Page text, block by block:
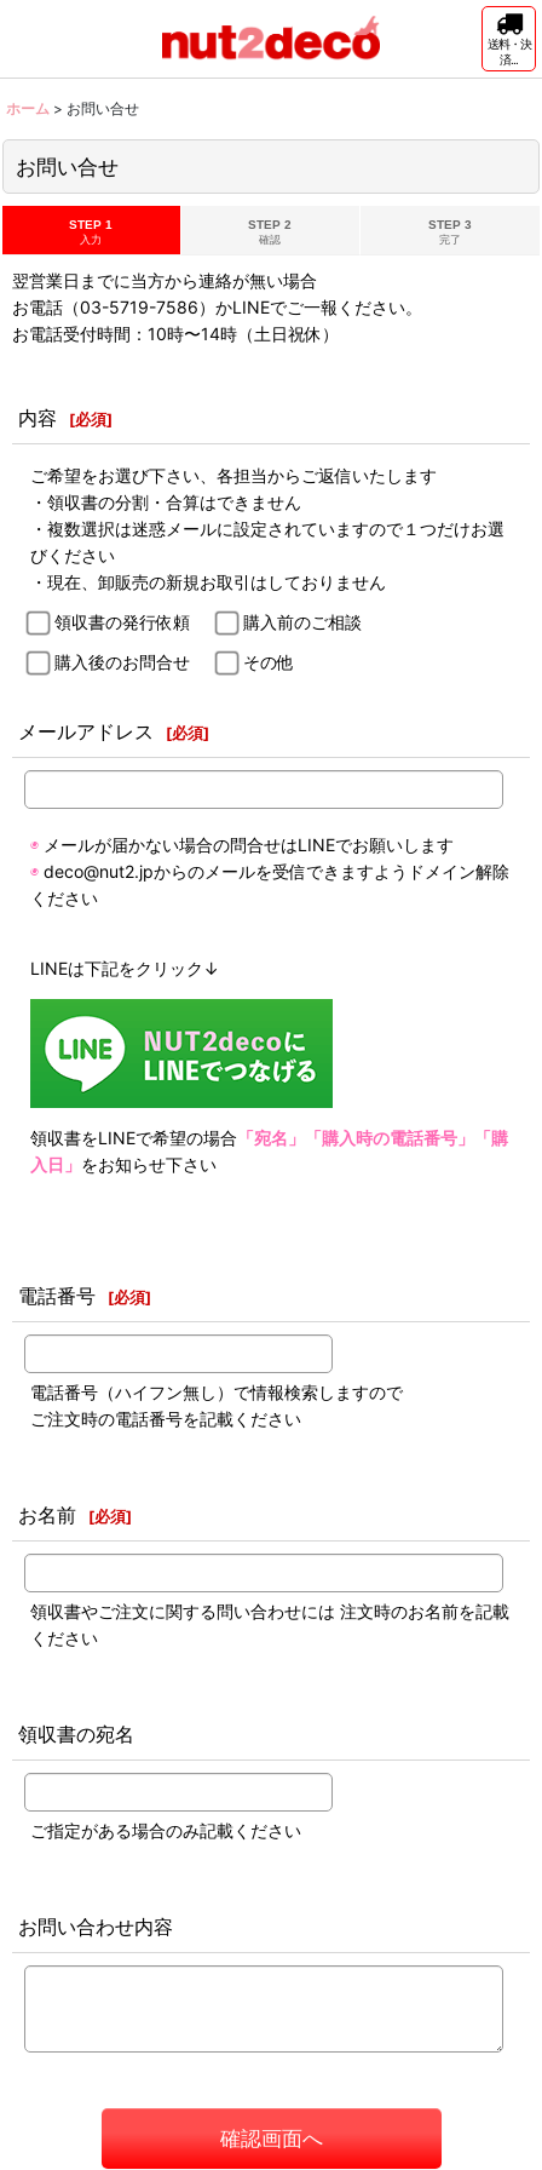
送料・決
済...
ホーム > お問い合せ
お問い合せ
STEP 1
入力
STEP 2
確認
STEP 3
完了
翌営業日までに当方から連絡が無い場合
お電話（03-5719-7586）かLINEでご一報ください。
お電話受付時間：10時〜14時（土日祝休）
内容 [必須]
ご希望をお選び下さい、各担当からご返信いたします
・領収書の分割・合算はできません
・複数選択は迷惑メールに設定されていますので１つだけお選
びください
・現在、卸販売の新規お取引はしておりません
領収書の発行依頼
購入前のご相談
購入後のお問合せ
その他
メールアドレス [必須]
◉ メールが届かない場合の問合せはLINEでお願いします
◉ deco@nut2.jpからのメールを受信できますようドメイン解除
ください
LINEは下記をクリック↓
領収書をLINEで希望の場合 「宛名」「購入時の電話番号」「購
入日」 をお知らせ下さい
電話番号 [必須]
電話番号（ハイフン無し）で情報検索しますので
ご注文時の電話番号を記載ください
お名前 [必須]
領収書やご注文に関する問い合わせには 注文時のお名前を記載
ください
領収書の宛名
ご指定がある場合のみ記載ください
お問い合わせ内容
確認画面へ